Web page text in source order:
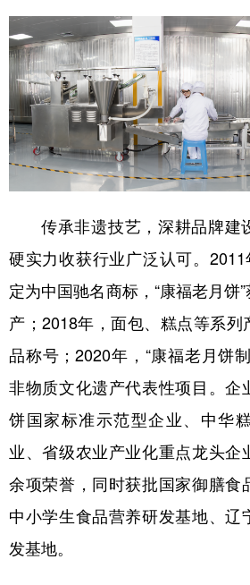
传承非遗技艺，深耕品牌建
硬实力收获行业广泛认可。2011
定为中国驰名商标，“康福老月饼
产；2018年，面包、糕点等系
品称号；2020年，“康福老月饼
非物质文化遗产代表性项目。企
饼国家标准示范型企业、中华
业、省级农业产业化重点龙头企
余项荣誉，同时获批国家御膳食
中小学生食品营养研发基地、辽
发基地。